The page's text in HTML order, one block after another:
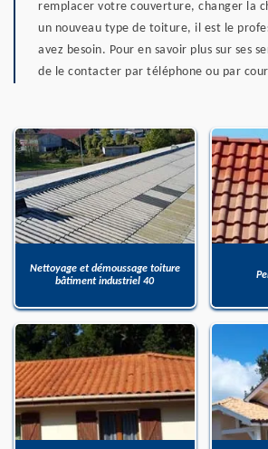
remplacer votre couverture, changer la
un nouveau type de toiture, il est le
avez besoin. Pour en savoir plus sur ses
de le contacter par téléphone ou par
Nettoyage et démoussage toiture
bâtiment industriel 40